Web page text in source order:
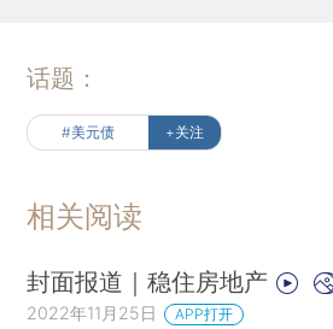
话题：
#美元债 +关注
相关阅读
封面报道｜稳住房地产
2022年11月25日 APP打开